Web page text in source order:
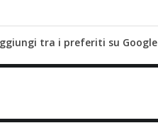
tra i preferiti su Google